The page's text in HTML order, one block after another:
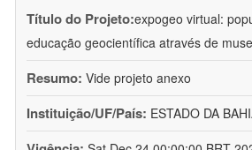
Título do Projeto:expogeo virtual:
educação geocientífica através de
Resumo: Vide projeto anexo
Instituição/UF/País: ESTADO DA